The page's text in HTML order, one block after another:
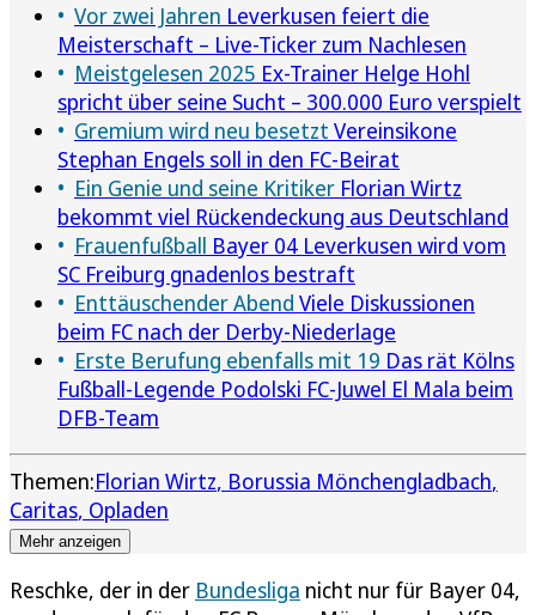
Vor zwei Jahren Leverkusen feiert die
Meisterschaft – Live-Ticker zum Nachlesen
Meistgelesen 2025 Ex-Trainer Helge Hohl
spricht über seine Sucht – 300.000 Euro verspielt
Gremium wird neu besetzt Vereinsikone
Stephan Engels soll in den FC-Beirat
Ein Genie und seine Kritiker Florian Wirtz
bekommt viel Rückendeckung aus Deutschland
Frauenfußball Bayer 04 Leverkusen wird vom
SC Freiburg gnadenlos bestraft
Enttäuschender Abend Viele Diskussionen
beim FC nach der Derby-Niederlage
Erste Berufung ebenfalls mit 19 Das rät Kölns
Fußball-Legende Podolski FC-Juwel El Mala beim
DFB-Team
Themen:Florian Wirtz Borussia Mönchengladbach
Caritas Opladen
Mehr anzeigen
Reschke, der in der Bundesliga nicht nur für Bayer 04,